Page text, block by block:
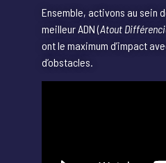
Ensemble, activons au sein
meilleur ADN (Atout
ont le maximum d’impact
d’obstacles.